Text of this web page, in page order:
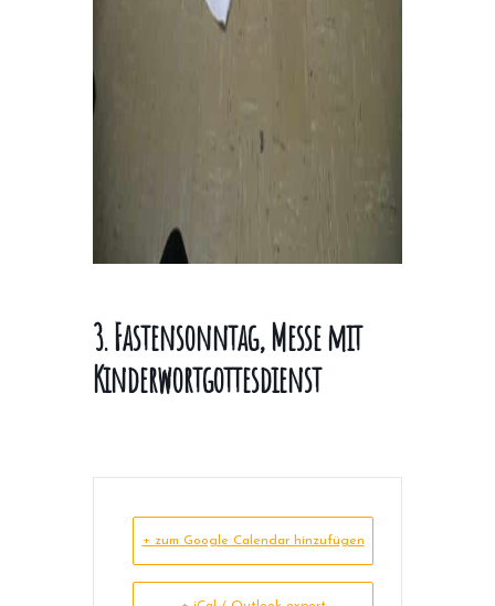
3. Fastensonntag, Messe mit
Kinderwortgottesdienst
+ zum Google Calendar hinzufügen